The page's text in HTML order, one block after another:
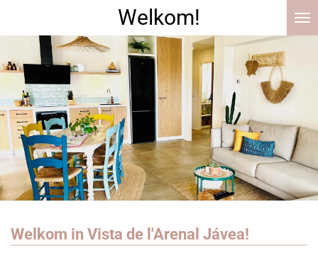
direct
de
hoofdinhoud
Welkom!
Welkom in Vista de l'Arenal Jávea!